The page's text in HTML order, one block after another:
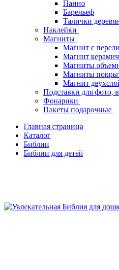
Панно
Барельеф
Талички
Наклейки
Магниты
Магнит с
Магнит
Магниты
Магниты
Магнит
Подставки для фото,
Фонарики
Пакеты подарочные
Главная страница
Каталог
Библии
Библии для детей